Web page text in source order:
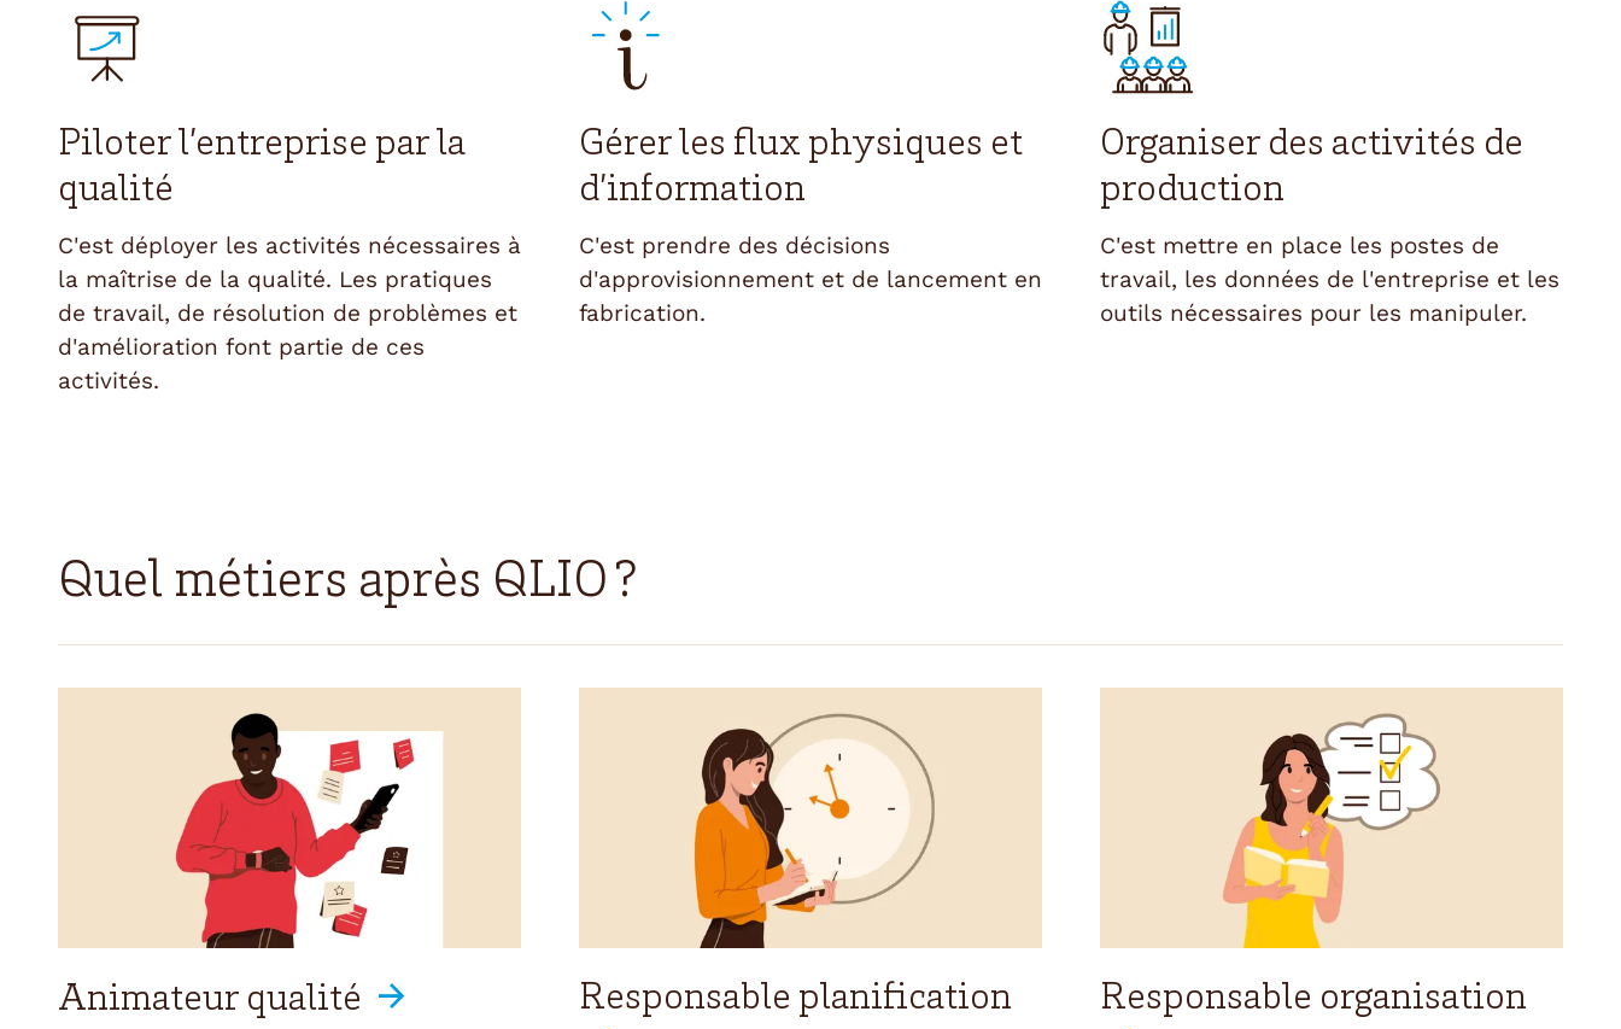
Piloter l’entreprise par la
qualité
C'est déployer les activités nécessaires à
la maîtrise de la qualité. Les pratiques
de travail, de résolution de problèmes et
d'amélioration font partie de ces
activités.
Gérer les flux physiques et
d’information
C'est prendre des décisions
d'approvisionnement et de lancement en
fabrication.
Organiser des activités de
production
C'est mettre en place les postes de
travail, les données de l'entreprise et les
outils nécessaires pour les manipuler.
Quel métiers après QLIO ?
Animateur qualité Responsable planification Responsable organisation